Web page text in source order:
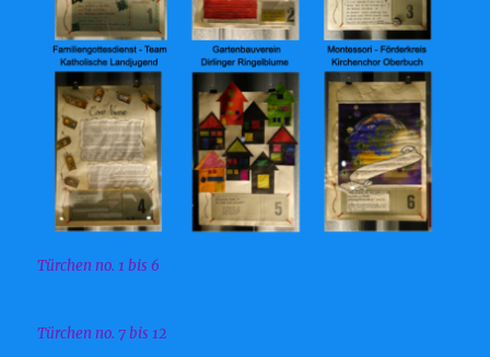
Türchen no. 1 bis 6
Türchen no. 7 bis 12